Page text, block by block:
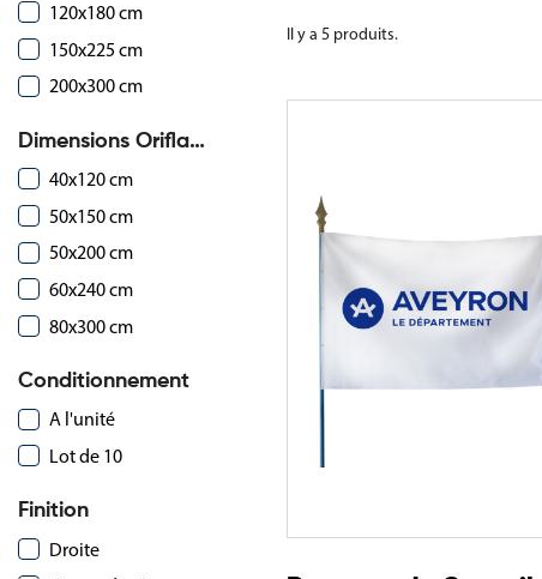
120x180 cm
150x225 cm
200x300 cm
Dimensions Oriflammes
40x120 cm
50x150 cm
50x200 cm
60x240 cm
80x300 cm
Conditionnement
A l'unité
Lot de 10
Finition
Droite
Il y a 5 produits.